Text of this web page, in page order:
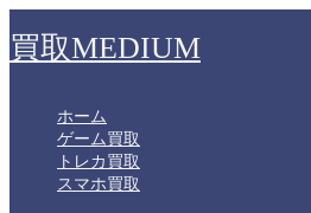
買取MEDIUM
ホーム
ゲーム買取
トレカ買取
スマホ買取